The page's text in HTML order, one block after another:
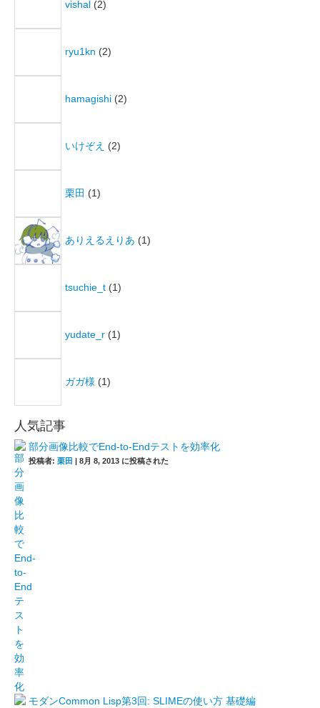
vishal (2)
ryu1kn (2)
hamagishi (2)
いけぞえ (2)
栗田 (1)
ありえるえりあ (1)
tsuchie_t (1)
yudate_r (1)
ガガ様 (1)
人気記事
部分画像比較でEnd-to-Endテストを効率化
投稿者: 栗田 8月 8, 2013 に投稿された
モダンCommon Lisp第3回: SLIMEの使い方 基礎編